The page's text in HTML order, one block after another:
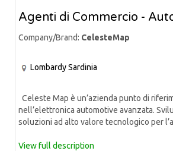
Agenti di Commercio -
Company/Brand: CelesteMap
LombardySardinia
Celeste Map è un’azienda punto di
nell’elettronica automotive avanzata.
soluzioni ad alto valore tecnologico per
View full description